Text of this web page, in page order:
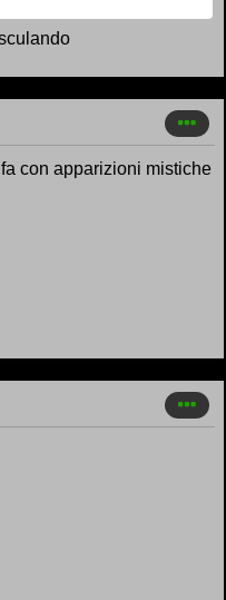
con apparizioni mistiche